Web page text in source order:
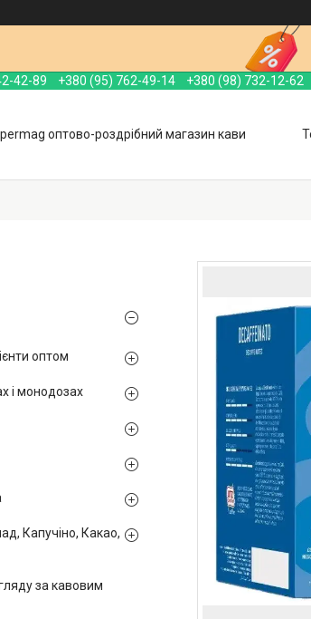
42-89 +380 (95) 762-49-14 +380 (98) 732-12-62
оптово-роздрібний магазин кави
оптом
і монодозах
Капучіно, Какао,
за кавовим